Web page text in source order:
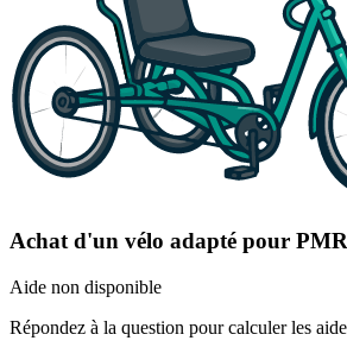
Achat d'un vélo adapté pour PMR
Aide non disponible
Répondez à la question pour calculer les